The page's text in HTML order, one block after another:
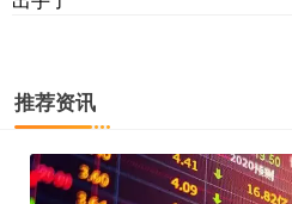
推荐资讯